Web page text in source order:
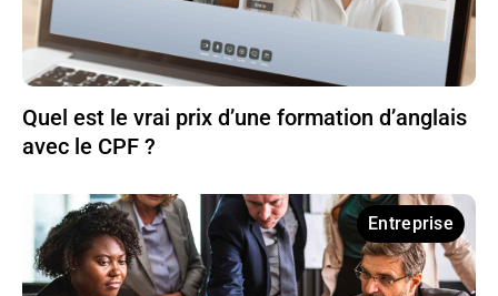
Quel est le vrai prix d’une formation d’anglais
avec le CPF ?
Entreprise